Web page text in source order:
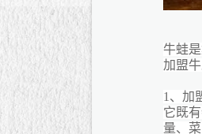
牛蛙
加盟
1、加
它既
量、